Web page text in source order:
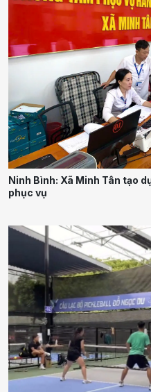
Ninh Bình: Xã Minh Tân tạo
phục vụ